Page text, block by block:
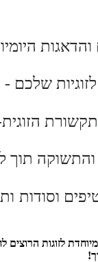
שלכם
הזוגית
והתשוקה תוך
וסודות
לזוגות הרוצים